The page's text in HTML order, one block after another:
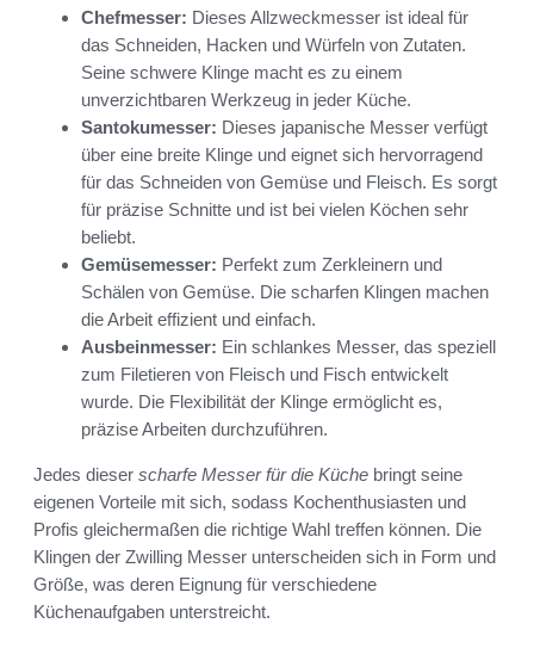
Chefmesser: Dieses Allzweckmesser ist ideal für
das Schneiden, Hacken und Würfeln von Zutaten.
Seine schwere Klinge macht es zu einem
unverzichtbaren Werkzeug in jeder Küche.
Santokumesser: Dieses japanische Messer verfügt
über eine breite Klinge und eignet sich hervorragend
für das Schneiden von Gemüse und Fleisch. Es sorgt
für präzise Schnitte und ist bei vielen Köchen sehr
beliebt.
Gemüsemesser: Perfekt zum Zerkleinern und
Schälen von Gemüse. Die scharfen Klingen machen
die Arbeit effizient und einfach.
Ausbeinmesser: Ein schlankes Messer, das speziell
zum Filetieren von Fleisch und Fisch entwickelt
wurde. Die Flexibilität der Klinge ermöglicht es,
präzise Arbeiten durchzuführen.
Jedes dieser scharfe Messer für die Küche bringt seine
eigenen Vorteile mit sich, sodass Kochenthusiasten und
Profis gleichermaßen die richtige Wahl treffen können. Die
Klingen der Zwilling Messer unterscheiden sich in Form und
Größe, was deren Eignung für verschiedene
Küchenaufgaben unterstreicht.